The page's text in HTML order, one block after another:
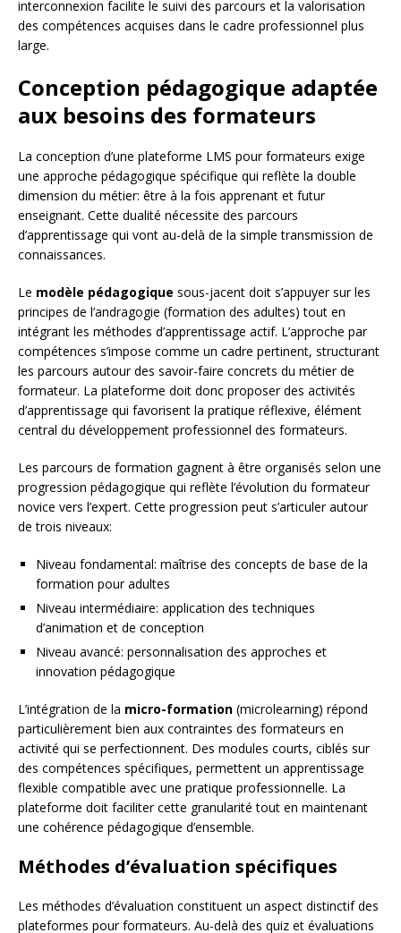
interconnexion facilite le suivi des parcours et la valorisation
des compétences acquises dans le cadre professionnel plus
large.
Conception pédagogique adaptée
aux besoins des formateurs
La conception d’une plateforme LMS pour formateurs exige
une approche pédagogique spécifique qui reflète la double
dimension du métier: être à la fois apprenant et futur
enseignant. Cette dualité nécessite des parcours
d’apprentissage qui vont au-delà de la simple transmission de
connaissances.
Le modèle pédagogique sous-jacent doit s’appuyer sur les
principes de l’andragogie (formation des adultes) tout en
intégrant les méthodes d’apprentissage actif. L’approche par
compétences s’impose comme un cadre pertinent, structurant
les parcours autour des savoir-faire concrets du métier de
formateur. La plateforme doit donc proposer des activités
d’apprentissage qui favorisent la pratique réflexive, élément
central du développement professionnel des formateurs.
Les parcours de formation gagnent à être organisés selon une
progression pédagogique qui reflète l’évolution du formateur
novice vers l’expert. Cette progression peut s’articuler autour
de trois niveaux:
Niveau fondamental: maîtrise des concepts de base de la
formation pour adultes
Niveau intermédiaire: application des techniques
d’animation et de conception
Niveau avancé: personnalisation des approches et
innovation pédagogique
L’intégration de la micro-formation (microlearning) répond
particulièrement bien aux contraintes des formateurs en
activité qui se perfectionnent. Des modules courts, ciblés sur
des compétences spécifiques, permettent un apprentissage
flexible compatible avec une pratique professionnelle. La
plateforme doit faciliter cette granularité tout en maintenant
une cohérence pédagogique d’ensemble.
Méthodes d’évaluation spécifiques
Les méthodes d’évaluation constituent un aspect distinctif des
plateformes pour formateurs. Au-delà des quiz et évaluations